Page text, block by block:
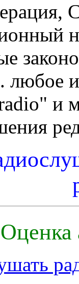
и
Оценка